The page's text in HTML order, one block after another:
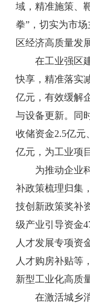
域，精准施策、
拳”，切实为市
区经济高质量发
在工业强区建
快享，精准落实
亿元，有效缓解
与设备更新。同
收储资金2.5亿元
亿元，为工业项
为推动企业科
补政策梳理归集
技创新政策奖补
级产业引导资金
人才发展专项资
人才购房补贴等
新型工业化高质
在激活城乡消